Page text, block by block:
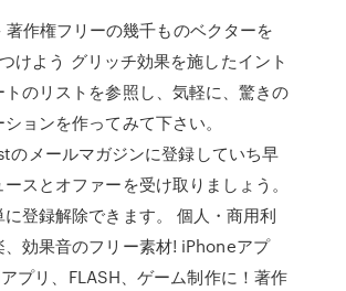
作権フリーの幾千ものベクターを
けよう グリッチ効果を施したイント
トのリストを参照し、気軽に、驚きの
ョンを作ってみて下さい。
メールマガジンに登録していち早
スとオファーを受け取りましょう。
登録解除できます。 個人・商用利
、効果音のフリー素材! iPhoneアプ
プリ、FLASH、ゲーム制作に！著作